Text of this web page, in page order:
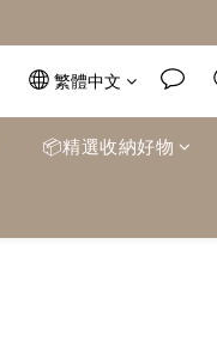
繁體中文
📦精選收納好物